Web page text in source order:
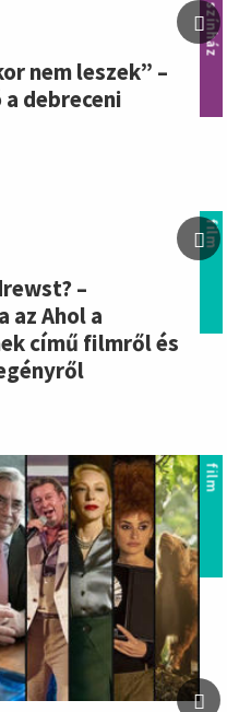
színház
nem leszek” –
debreceni
film
–
az Ahol a
című filmről és
film